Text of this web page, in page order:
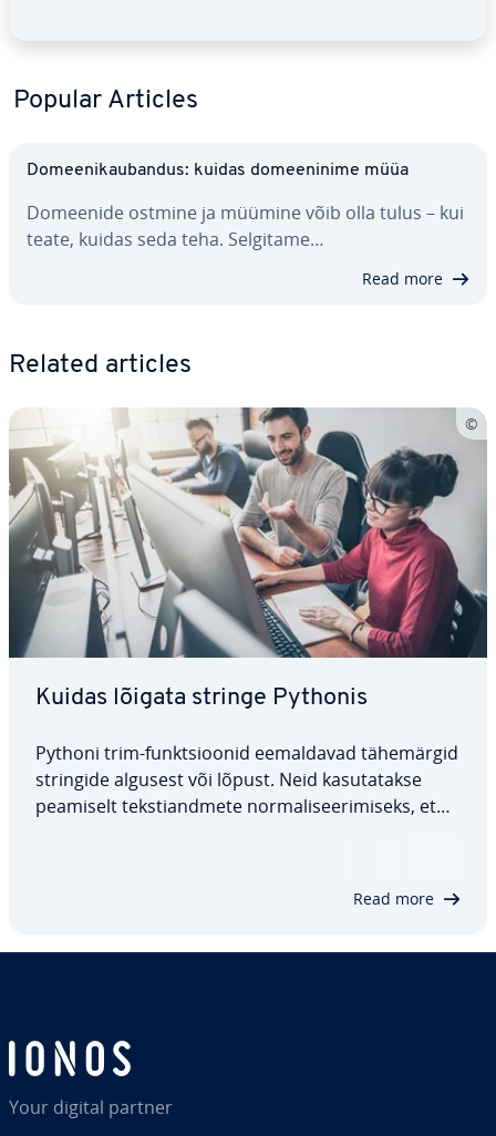
Popular Articles
Do­mee­ni­kau­ban­dus: kuidas do­mee­ninime müüa
Domeenide ostmine ja müümine võib olla tulus – kui
teate, kuidas seda teha. Selgitame…
Read more
Related articles
Kuidas lõigata stringe Pythonis
Pythoni trim-funkt­sioo­nid eemal­da­vad tä­he­mär­gid
stringide algusest või lõpust. Neid ka­su­ta­takse
peamiselt teks­ti­and­mete nor­ma­li­see­ri­miseks, et
Read more
Your digital partner